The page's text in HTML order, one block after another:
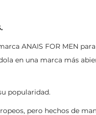
ANAIS FOR MEN
en una marca más
popularidad.
pero hechos de